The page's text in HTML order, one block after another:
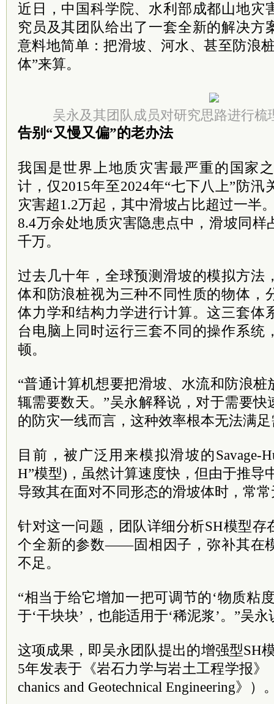
近日，中国科学院、水利部成都山地灾
究员及其团队给出了一套全新的解决方
意料地简单：把滑坡、河水、甚至防浪
体”来算。
吴永及其团队成员对研究思路进行梳
告别“又慢又偏”的老办法
我国是世界上地质灾害最严重的国家
计，仅2015年至2024年“七下八上”防
灾害超1.2万起，其中滑坡占比超过一半
8.4万余处地质灾害隐患点中，滑坡同样
千万。
过去几十年，全球预测滑坡的模拟方法
体和防浪桩视为三种不同性质的物体，
体力学和结构力学进行计算。这三套体
台电脑上同时运行三套不同的操作系统
顿。
“普通计算机想要把滑坡、水流和防浪
辄需要数天。”吴永解释说，对于需要
的防灾一线而言，这种效率根本无法满
目前，被广泛用来模拟滑坡的Savage-
H”模型)，虽然计算速度快，但由于推导
导致其在面对不同形态的滑坡体时，常
针对这一问题，团队详细分析SH模型存
个全新的参数——固相因子，弥补其在
不足。
“相当于给它增加一把可调节的‘物质粘
于‘干块块’，也能适用于‘稀泥浆’。”吴永
这项成果，即吴永团队提出的增强型SH
5年发表于《岩石力学与岩土工程学报》
chanics and Geotechnical Engineering》）